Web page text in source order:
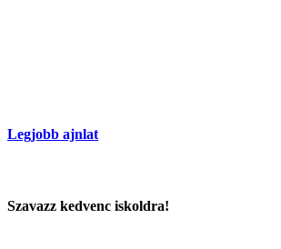
Legjobb ajnlat
Szavazz kedvenc iskoldra!